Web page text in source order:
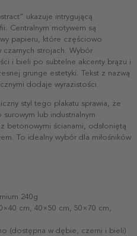
ukazuje intrygującą
Centralnym motywem są
papieru, które częściowo
strojach. Wybór
i bieli po subtelne akcenty brązu i
grunge estetyki. Tekst z nazwą
dodaje wyrazistości.
styl tego plakatu sprawia, że
lub industrialnym
betonowymi ścianami, odsłoniętą
To idealny wybór dla miłośników
240g
cm, 40×50 cm, 50×70 cm,
(dostępna w dębie, czerni i bieli)